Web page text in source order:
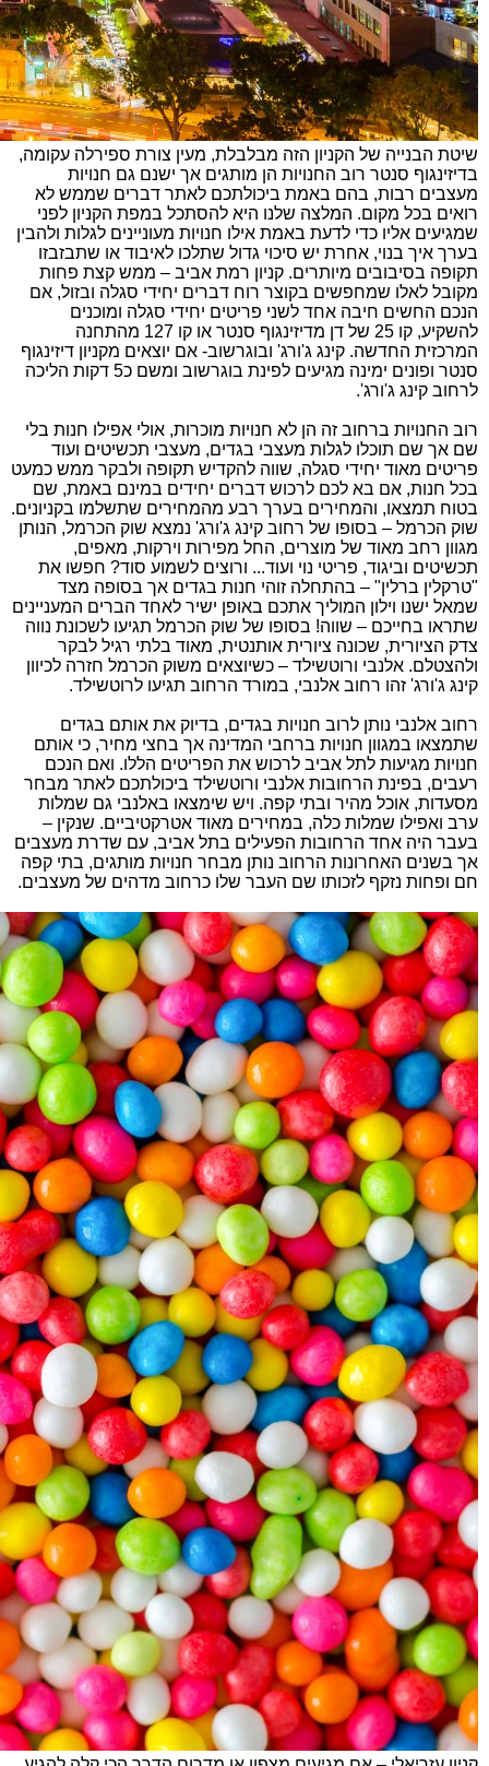
שיטת הבנייה של הקניון הזה מבלבלת, מעין צורת ספירלה עקומה,
בדיזינגוף סנטר רוב החנויות הן מותגים אך ישנם גם חנויות
מעצבים רבות, בהם באמת ביכולתכם לאתר דברים שממש לא
רואים בכל מקום. המלצה שלנו היא להסתכל במפת הקניון לפני
שמגיעים אליו כדי לדעת באמת אילו חנויות מעוניינים לגלות ולהבין
בערך איך בנוי, אחרת יש סיכוי גדול שתלכו לאיבוד או שתבזבזו
תקופה בסיבובים מיותרים. קניון רמת אביב – ממש קצת פחות
מקובל לאלו שמחפשים בקוצר רוח דברים יחידי סגלה ובזול, אם
הנכם החשים חיבה אחד לשני פריטים יחידי סגלה ומוכנים
להשקיע, קו 25 של דן מדיזינגוף סנטר או קו 127 מהתחנה
המרכזית החדשה. קינג ג'ורג' ובוגרשוב- אם יוצאים מקניון דיזינגוף
סנטר ופונים ימינה מגיעים לפינת בוגרשוב ומשם כ5 דקות הליכה
לרחוב קינג ג'ורג'.
רוב החנויות ברחוב זה הן לא חנויות מוכרות, אולי אפילו חנות בלי
שם אך שם תוכלו לגלות מעצבי בגדים, מעצבי תכשיטים ועוד
פריטים מאוד יחידי סגלה, שווה להקדיש תקופה ולבקר ממש כמעט
בכל חנות, אם בא לכם לרכוש דברים יחידים במינם באמת, שם
בטוח תמצאו, והמחירים בערך רבע מהמחירים שתשלמו בקניונים.
שוק הכרמל – בסופו של רחוב קינג ג'ורג' נמצא שוק הכרמל, הנותן
מגוון רחב מאוד של מוצרים, החל מפירות וירקות, מאפים,
תכשיטים וביגוד, פריטי נוי ועוד... ורוצים לשמוע סוד? חפשו את
"טרקלין ברלין" – בהתחלה זוהי חנות בגדים אך בסופה מצד
שמאל ישנו וילון המוליך אתכם באופן ישיר לאחד הברים המעניינים
שתראו בחייכם – שווה! בסופו של שוק הכרמל תגיעו לשכונת נווה
צדק הציורית, שכונה ציורית אותנטית, מאוד בלתי רגיל לבקר
ולהצטלם. אלנבי ורוטשילד – כשיוצאים משוק הכרמל חזרה לכיוון
קינג ג'ורג' זהו רחוב אלנבי, במורד הרחוב תגיעו לרוטשילד.
רחוב אלנבי נותן לרוב חנויות בגדים, בדיוק את אותם בגדים
שתמצאו במגוון חנויות ברחבי המדינה אך בחצי מחיר, כי אותם
חנויות מגיעות לתל אביב לרכוש את הפריטים הללו. ואם הנכם
רעבים, בפינת הרחובות אלנבי ורוטשילד ביכולתכם לאתר מבחר
מסעדות, אוכל מהיר ובתי קפה. ויש שימצאו באלנבי גם שמלות
ערב ואפילו שמלות כלה, במחירים מאוד אטרקטיביים. שנקין –
בעבר היה אחד הרחובות הפעילים בתל אביב, עם שדרת מעצבים
אך בשנים האחרונות הרחוב נותן מבחר חנויות מותגים, בתי קפה
חם ופחות נזקף לזכותו שם העבר שלו כרחוב מדהים של מעצבים.